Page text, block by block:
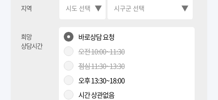
지역
희망
상담시간
바로상담 요청
오전 10:00~11:30
점심 11:30~13:30
오후 13:30~18:00
시간 상관없음